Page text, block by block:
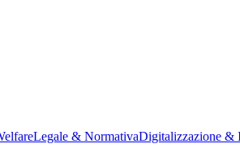
Legale & NormativaDigitalizzazione &